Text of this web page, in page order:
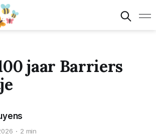
jaar Barriers
2 min